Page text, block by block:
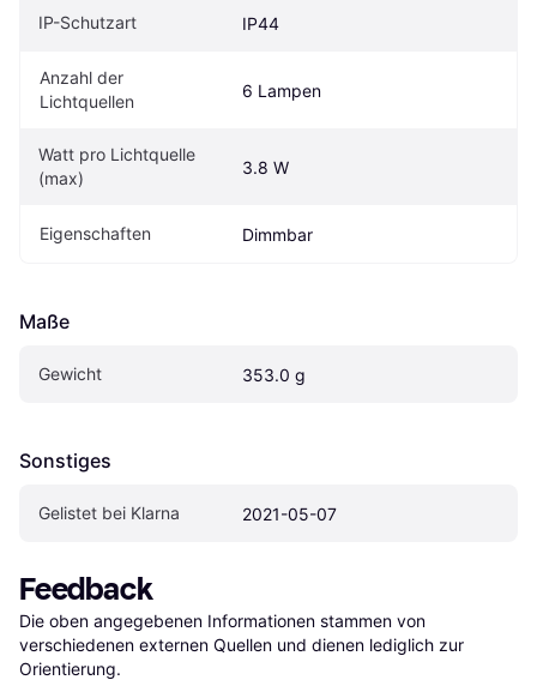
IP-Schutzart IP44
Anzahl der
Lichtquellen
6 Lampen
Watt pro Lichtquelle
(max)
3.8 W
Eigenschaften Dimmbar
Maße
Gewicht 353.0 g
Sonstiges
Gelistet bei Klarna 2021-05-07
Feedback
Die oben angegebenen Informationen stammen von
verschiedenen externen Quellen und dienen lediglich zur
Orientierung.